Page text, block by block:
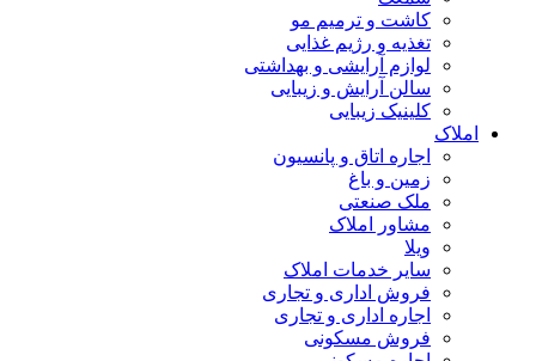
کاشت و ترمیم مو
تغذیه و رژیم غذایی
لوازم آرایشی و بهداشتی
سالن آرایش و زیبایی
کلینیک زیبایی
املاک
اجاره اتاق و پانسیون
زمین و باغ
ملک صنعتی
مشاور املاک
ویلا
سایر خدمات املاک
فروش اداری و تجاری
اجاره اداری و تجاری
فروش مسکونی